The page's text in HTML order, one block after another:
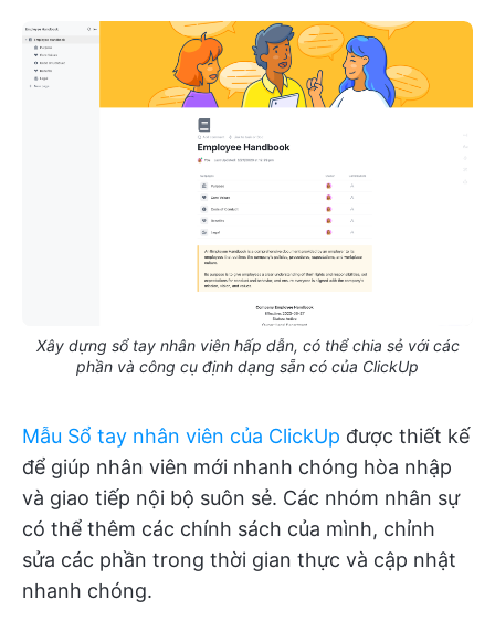
Xây dựng sổ tay nhân viên hấp dẫn, có thể chia sẻ với các
phần và công cụ định dạng sẵn có của ClickUp
Mẫu Sổ tay nhân viên của ClickUp được thiết kế
để giúp nhân viên mới nhanh chóng hòa nhập
và giao tiếp nội bộ suôn sẻ. Các nhóm nhân sự
có thể thêm các chính sách của mình, chỉnh
sửa các phần trong thời gian thực và cập nhật
nhanh chóng.